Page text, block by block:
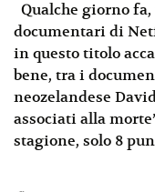
Qualche giorno
documentari di
in questo titolo
bene, tra i
neozelandese
associati alla
stagione, solo 8